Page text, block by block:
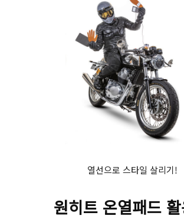
열선으로 스타일 살리기!
원히트 온열패드